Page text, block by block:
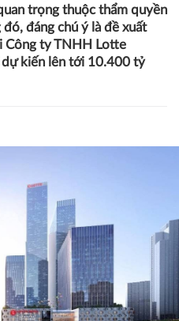
trọng thuộc thẩm quyền
đáng chú ý là đề xuất
Công ty TNHH Lotte
kiến lên tới 10.400 tỷ